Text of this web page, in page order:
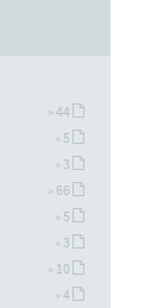
» 44
» 5
» 3
» 66
» 5
» 3
» 10
» 4